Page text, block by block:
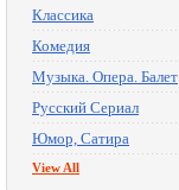
Классика
Комедия
Музыка. Опера. Балет
Русский Сериал
Юмор, Сатира
View All